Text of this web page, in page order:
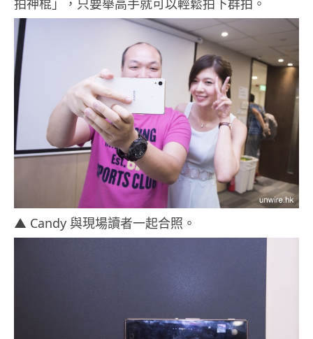
拍神棍」，只要舉高手就可以輕鬆拍下群拍。
▲ Candy 與現場讀者一起合照。